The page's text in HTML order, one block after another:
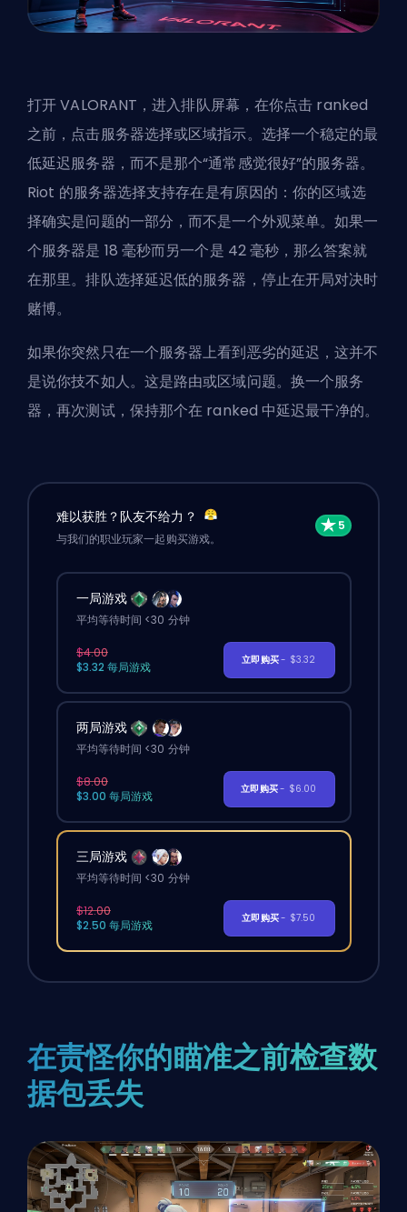
打开 VALORANT，进入排队屏幕，在你点击 ranked
之前，点击服务器选择或区域指示。选择一个稳定的最
低延迟服务器，而不是那个“通常感觉很好”的服务器。
Riot 的服务器选择支持存在是有原因的：你的区域选
择确实是问题的一部分，而不是一个外观菜单。如果一
个服务器是 18 毫秒而另一个是 42 毫秒，那么答案就
在那里。排队选择延迟低的服务器，停止在开局对决时
赌博。
如果你突然只在一个服务器上看到恶劣的延迟，这并不
是说你技不如人。这是路由或区域问题。换一个服务
器，再次测试，保持那个在 ranked 中延迟最干净的。
难以获胜？队友不给力？
与我们的职业玩家一起购买游戏。
一局游戏
平均等待时间 <30 分钟
$4.00
$3.32 每局游戏
立即购买- $3.32
两局游戏
平均等待时间 <30 分钟
$8.00
$3.00 每局游戏
立即购买- $6.00
三局游戏
平均等待时间 <30 分钟
$12.00
$2.50 每局游戏
立即购买- $7.50
在责怪你的瞄准之前检查数
据包丢失